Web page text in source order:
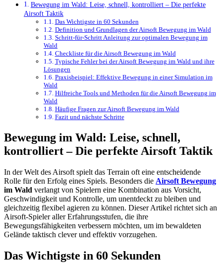
Bewegung im Wald: Leise, schnell, kontrolliert – Die perfekte
Airsoft Taktik
Das Wichtigste in 60 Sekunden
Definition und Grundlagen der Airsoft Bewegung im Wald
Schritt-für-Schritt Anleitung zur optimalen Bewegung im
Wald
Checkliste für die Airsoft Bewegung im Wald
Typische Fehler bei der Airsoft Bewegung im Wald und ihre
Lösungen
Praxisbeispiel: Effektive Bewegung in einer Simulation im
Wald
Hilfreiche Tools und Methoden für die Airsoft Bewegung im
Wald
Häufige Fragen zur Airsoft Bewegung im Wald
Fazit und nächste Schritte
Bewegung im Wald: Leise, schnell,
kontrolliert – Die perfekte Airsoft Taktik
In der Welt des Airsoft spielt das Terrain oft eine entscheidende
Rolle für den Erfolg eines Spiels. Besonders die Airsoft Bewegung
im Wald verlangt von Spielern eine Kombination aus Vorsicht,
Geschwindigkeit und Kontrolle, um unentdeckt zu bleiben und
gleichzeitig flexibel agieren zu können. Dieser Artikel richtet sich an
Airsoft-Spieler aller Erfahrungsstufen, die ihre
Bewegungsfähigkeiten verbessern möchten, um im bewaldeten
Gelände taktisch clever und effektiv vorzugehen.
Das Wichtigste in 60 Sekunden